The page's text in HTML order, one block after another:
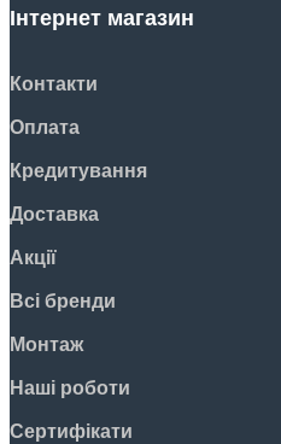
Інтернет магазин
Контакти
Оплата
Кредитування
Доставка
Акції
Всі бренди
Монтаж
Наші роботи
Сертифікати